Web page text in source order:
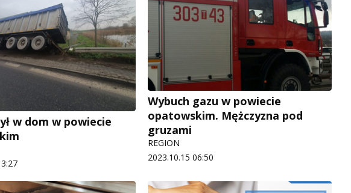
w dom w powiecie
Wybuch gazu w powiecie
opatowskim. Mężczyzna pod
gruzami
REGION
2023.10.15 06:50